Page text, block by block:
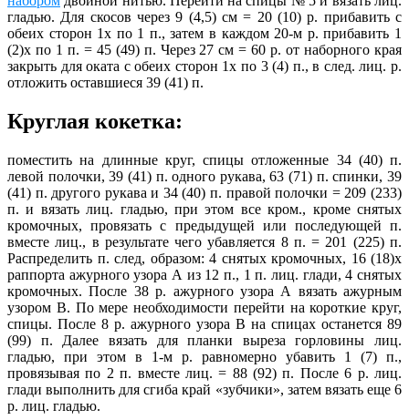
гладью. Для скосов через 9 (4,5) см = 20 (10) р. прибавить с
обеих сторон 1х по 1 п., затем в каждом 20-м р. прибавить 1
(2)х по 1 п. = 45 (49) п. Через 27 см = 60 р. от наборного края
закрыть для оката с обеих сторон 1х по 3 (4) п., в след. лиц. р.
отложить оставшиеся 39 (41) п.
Круглая кокетка:
поместить на длинные круг, спицы отложенные 34 (40) п.
левой полочки, 39 (41) п. одного рукава, 63 (71) п. спинки, 39
(41) п. другого рукава и 34 (40) п. правой полочки = 209 (233)
п. и вязать лиц. гладью, при этом все кром., кроме снятых
кромочных, провязать с предыдущей или последующей п.
вместе лиц., в результате чего убавляется 8 п. = 201 (225) п.
Распределить п. след, образом: 4 снятых кромочных, 16 (18)х
раппорта ажурного узора А из 12 п., 1 п. лиц. глади, 4 снятых
кромочных. После 38 р. ажурного узора А вязать ажурным
узором В. По мере необходимости перейти на короткие круг,
спицы. После 8 р. ажурного узора В на спицах останется 89
(99) п. Далее вязать для планки выреза горловины лиц.
гладью, при этом в 1-м р. равномерно убавить 1 (7) п.,
провязывая по 2 п. вместе лиц. = 88 (92) п. После 6 р. лиц.
глади выполнить для сгиба край «зубчики», затем вязать еще 6
р. лиц. гладью.